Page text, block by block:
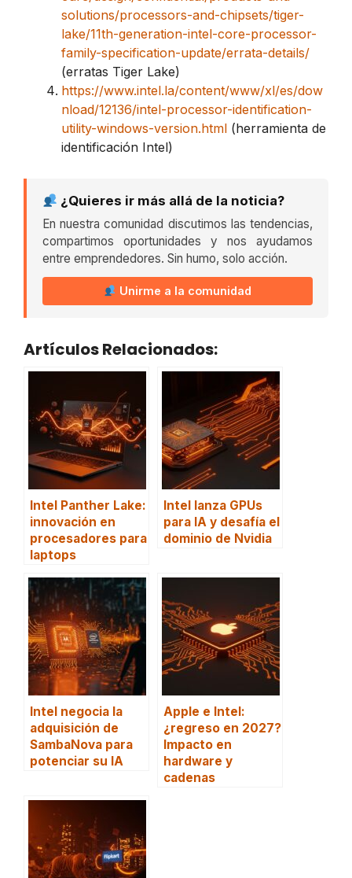
solutions/processors-and-chipsets/tiger-
lake/11th-generation-intel-core-processor-
family-specification-update/errata-details/
(erratas Tiger Lake)
https://www.intel.la/content/www/xl/es/dow
nload/12136/intel-processor-identification-
utility-windows-version.html (herramienta de
identificación Intel)
¿Quieres ir más allá de la noticia?
En nuestra comunidad discutimos las tendencias,
compartimos oportunidades y nos ayudamos
entre emprendedores. Sin humo, solo acción.
Unirme a la comunidad
Artículos Relacionados:
Intel Panther Lake:
innovación en
procesadores para
laptops
Intel lanza GPUs
para IA y desafía el
dominio de Nvidia
Intel negocia la
adquisición de
SambaNova para
potenciar su IA
Apple e Intel:
¿regreso en 2027?
Impacto en
hardware y
cadenas